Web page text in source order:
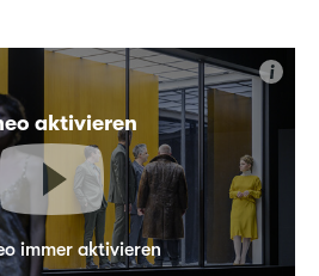
aktivieren
i
immer aktivieren